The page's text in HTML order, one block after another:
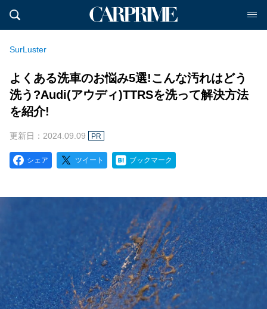
SurLuster
よくある洗車のお悩み5選!こんな汚れはどう
洗う?Audi(アウディ)TTRSを洗って解決方法
を紹介!
更新日：2024.09.09 PR
シェア ツイート ブックマーク